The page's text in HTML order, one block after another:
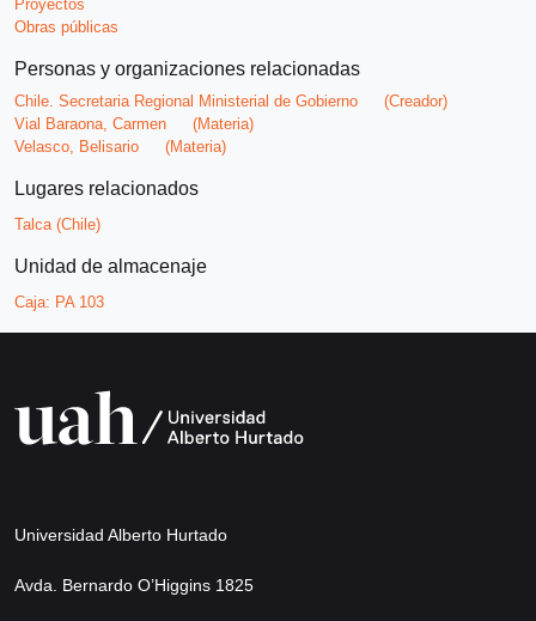
Proyectos
Obras públicas
Personas y organizaciones relacionadas
Chile. Secretaria Regional Ministerial de Gobierno
(Creador)
Vial Baraona, Carmen
(Materia)
Velasco, Belisario
(Materia)
Lugares relacionados
Talca (Chile)
Unidad de almacenaje
Caja: PA 103
Universidad Alberto Hurtado
Avda. Bernardo O’Higgins 1825